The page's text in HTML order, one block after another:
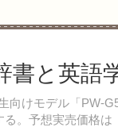
書と英語
けモデル「PW-
。予想実売価格